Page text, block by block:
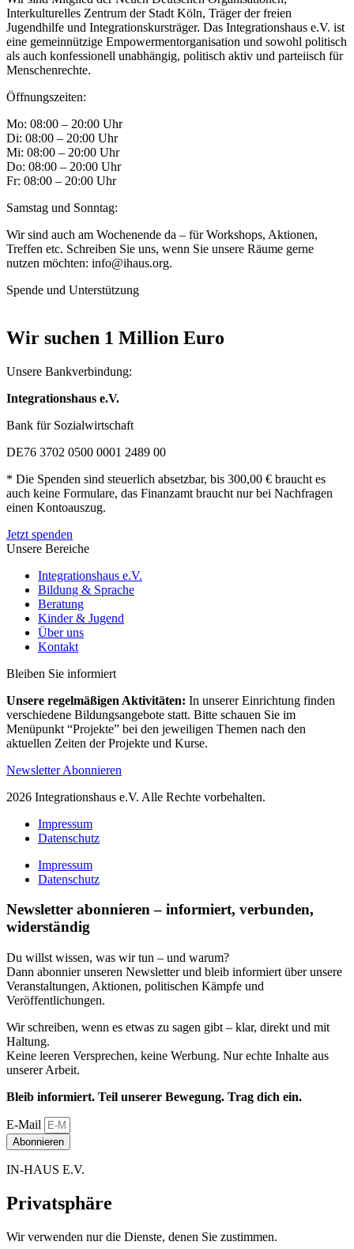
Interkulturelles Zentrum der Stadt Köln, Träger der freien
Jugendhilfe und Integrationskursträger. Das Integrationshaus e.V. ist
eine gemeinnützige Empowermentorganisation und sowohl politisch
als auch konfessionell unabhängig, politisch aktiv und parteiisch für
Menschenrechte.
Öffnungszeiten:
Mo: 08:00 – 20:00 Uhr
Di: 08:00 – 20:00 Uhr
Mi: 08:00 – 20:00 Uhr
Do: 08:00 – 20:00 Uhr
Fr: 08:00 – 20:00 Uhr
Samstag und Sonntag:
Wir sind auch am Wochenende da – für Workshops, Aktionen,
Treffen etc. Schreiben Sie uns, wenn Sie unsere Räume gerne
nutzen möchten: info@ihaus.org.
Spende und Unterstützung
Wir suchen 1 Million Euro
Unsere Bankverbindung:
Integrationshaus e.V.
Bank für Sozialwirtschaft
DE76 3702 0500 0001 2489 00
* Die Spenden sind steuerlich absetzbar, bis 300,00 € braucht es
auch keine Formulare, das Finanzamt braucht nur bei Nachfragen
einen Kontoauszug.
Jetzt spenden
Unsere Bereiche
Integrationshaus e.V.
Bildung & Sprache
Beratung
Kinder & Jugend
Über uns
Kontakt
Bleiben Sie informiert
Unsere regelmäßigen Aktivitäten: In unserer Einrichtung finden
verschiedene Bildungsangebote statt. Bitte schauen Sie im
Menüpunkt “Projekte” bei den jeweiligen Themen nach den
aktuellen Zeiten der Projekte und Kurse.
Newsletter Abonnieren
2026 Integrationshaus e.V. Alle Rechte vorbehalten.
Impressum
Datenschutz
Impressum
Datenschutz
Newsletter abonnieren – informiert, verbunden,
widerständig
Du willst wissen, was wir tun – und warum?
Dann abonnier unseren Newsletter und bleib informiert über unsere
Veranstaltungen, Aktionen, politischen Kämpfe und
Veröffentlichungen.
Wir schreiben, wenn es etwas zu sagen gibt – klar, direkt und mit
Haltung.
Keine leeren Versprechen, keine Werbung. Nur echte Inhalte aus
unserer Arbeit.
Bleib informiert. Teil unserer Bewegung. Trag dich ein.
E-Mail
Abonnieren
IN-HAUS E.V.
Privatsphäre
Wir verwenden nur die Dienste, denen Sie zustimmen.